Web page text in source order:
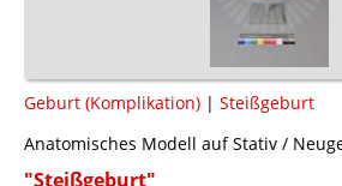
Geburt (Komplikation) | Steißgeburt
Anatomisches Modell auf Stativ /
"Steißgeburt"